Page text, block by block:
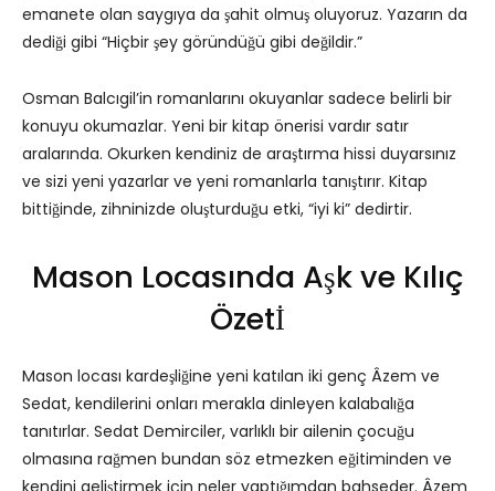
emanete olan saygıya da şahit olmuş oluyoruz. Yazarın da
dediği gibi “Hiçbir şey göründüğü gibi değildir.”
Osman Balcıgil’in romanlarını okuyanlar sadece belirli bir
konuyu okumazlar. Yeni bir kitap önerisi vardır satır
aralarında. Okurken kendiniz de araştırma hissi duyarsınız
ve sizi yeni yazarlar ve yeni romanlarla tanıştırır. Kitap
bittiğinde, zihninizde oluşturduğu etki, “iyi ki” dedirtir.
Mason Locasında Aşk ve Kılıç
Özetİ
Mason locası kardeşliğine yeni katılan iki genç Âzem ve
Sedat, kendilerini onları merakla dinleyen kalabalığa
tanıtırlar. Sedat Demirciler, varlıklı bir ailenin çocuğu
olmasına rağmen bundan söz etmezken eğitiminden ve